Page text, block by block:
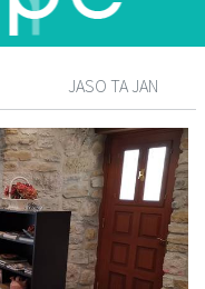
JASO TA JAN